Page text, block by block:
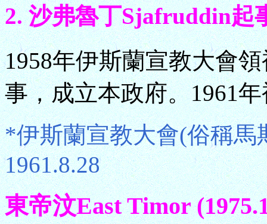
2. 沙弗魯丁Sjafruddin起
1958年伊斯蘭宣教大會
事，成立本政府。1961
*伊斯蘭宣教大會(俗稱馬
1961.8.28
東帝汶East Timor